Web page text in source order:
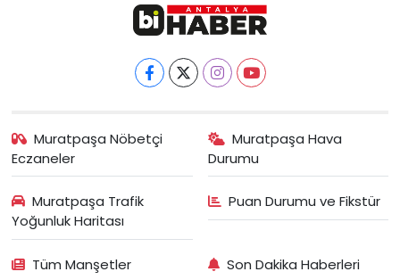
Muratpaşa Nöbetçi
Eczaneler
Muratpaşa Hava
Durumu
Muratpaşa Trafik
Yoğunluk Haritası
Puan Durumu ve Fikstür
Tüm Manşetler Son Dakika Haberleri